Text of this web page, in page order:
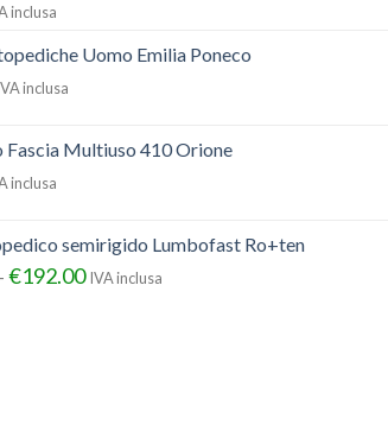
inclusa
Uomo Emilia Poneco
inclusa
Fascia Multiuso 410 Orione
inclusa
semirigido Lumbofast Ro+ten
€192.00 IVA inclusa